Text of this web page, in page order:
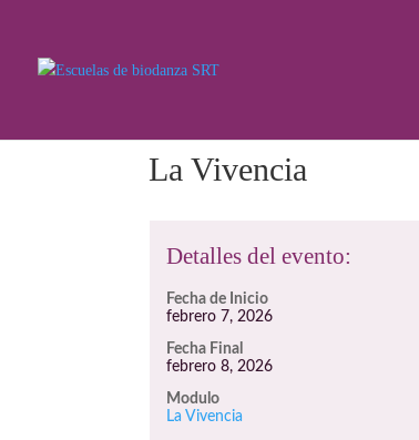
La Vivencia
Detalles del evento:
Fecha de Inicio
febrero 7, 2026
Fecha Final
febrero 8, 2026
Modulo
La Vivencia